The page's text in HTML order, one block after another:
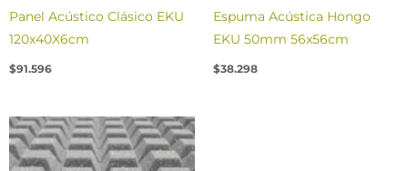
Panel Acústico Clásico EKU
120x40X6cm
$91.596
Espuma Acústica Hongo
EKU 50mm 56x56cm
$38.298